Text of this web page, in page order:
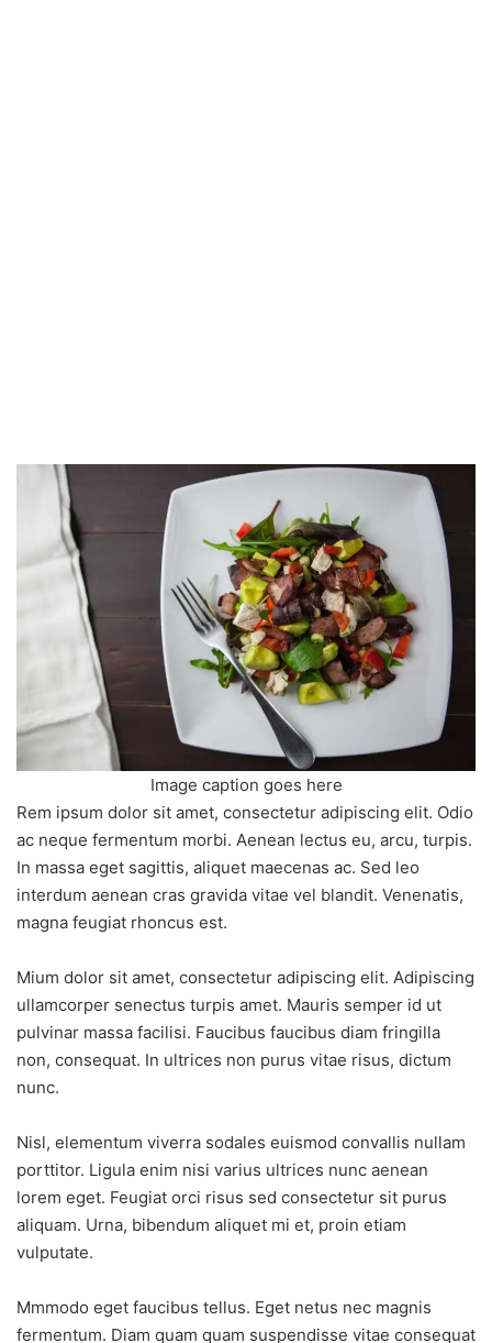
Image caption goes here
Rem ipsum dolor sit amet, consectetur adipiscing elit. Odio
ac neque fermentum morbi. Aenean lectus eu, arcu, turpis.
In massa eget sagittis, aliquet maecenas ac. Sed leo
interdum aenean cras gravida vitae vel blandit. Venenatis,
magna feugiat rhoncus est.
Mium dolor sit amet, consectetur adipiscing elit. Adipiscing
ullamcorper senectus turpis amet. Mauris semper id ut
pulvinar massa facilisi. Faucibus faucibus diam fringilla
non, consequat. In ultrices non purus vitae risus, dictum
nunc.
Nisl, elementum viverra sodales euismod convallis nullam
porttitor. Ligula enim nisi varius ultrices nunc aenean
lorem eget. Feugiat orci risus sed consectetur sit purus
aliquam. Urna, bibendum aliquet mi et, proin etiam
vulputate.
Mmmodo eget faucibus tellus. Eget netus nec magnis
fermentum. Diam quam quam suspendisse vitae consequat